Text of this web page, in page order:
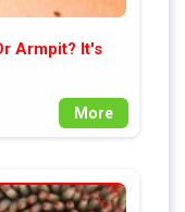
Armpit? It's
More